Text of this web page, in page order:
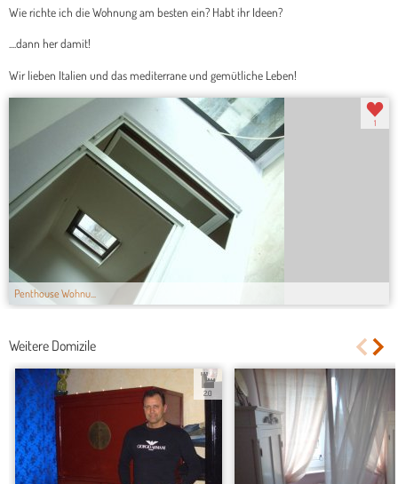
Wie richte ich die Wohnung am besten ein? Habt ihr Ideen?
....dann her damit!
Wir lieben Italien und das mediterrane und gemütliche Leben!
Penthouse Wohnu...
1
Weitere Domizile
2.0